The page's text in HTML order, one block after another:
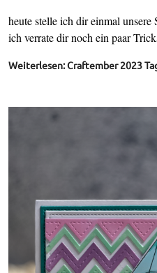
heute stelle ich dir einmal unsere
ich verrate dir noch ein paar
Weiterlesen: Craftember 2023